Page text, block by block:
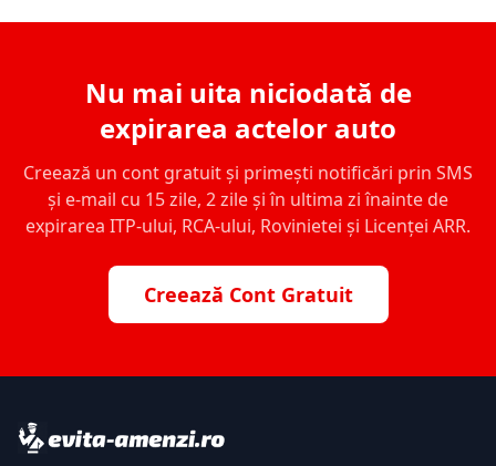
Nu mai uita niciodată de
expirarea actelor auto
Creează un cont gratuit și primești notificări prin SMS
și e-mail cu 15 zile, 2 zile și în ultima zi înainte de
expirarea ITP-ului, RCA-ului, Rovinietei și Licenței ARR.
Creează Cont Gratuit